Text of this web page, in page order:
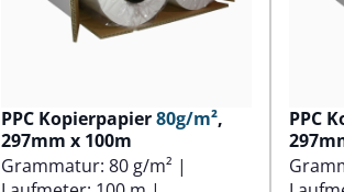
PPC Kopierpapier80g/m²,
297mm x 100m
Grammatur: 80 g/m² |
PPC